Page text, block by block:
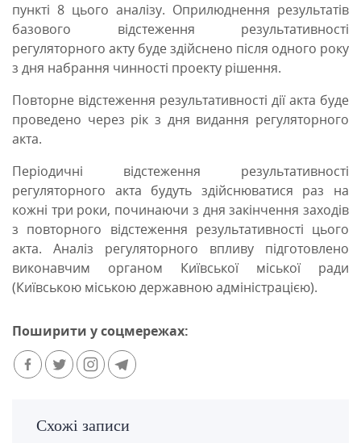
пункті 8 цього аналізу. Оприлюднення результатів
базового відстеження результативності
регуляторного акту буде здійснено після одного року
з дня набрання чинності проекту рішення.
Повторне відстеження результативності дії акта буде
проведено через рік з дня видання регуляторного
акта.
Періодичні відстеження результативності
регуляторного акта будуть здійснюватися раз на
кожні три роки, починаючи з дня закінчення заходів
з повторного відстеження результативності цього
акта. Аналіз регуляторного впливу підготовлено
виконавчим органом Київської міської ради
(Київською міською державною адміністрацією).
Поширити у соцмережах:
Схожі записи